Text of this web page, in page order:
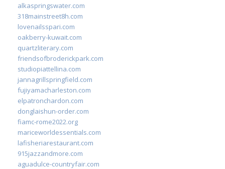
alkaspringswater.com
318mainstreet8h.com
lovenailsspari.com
oakberry-kuwait.com
quartzliterary.com
friendsofbroderickpark.com
studiopiattellina.com
jannagrillspringfield.com
fujiyamacharleston.com
elpatronchardon.com
donglaishun-order.com
fiamc-rome2022.org
mariceworldessentials.com
lafisheriarestaurant.com
915jazzandmore.com
aguadulce-countryfair.com